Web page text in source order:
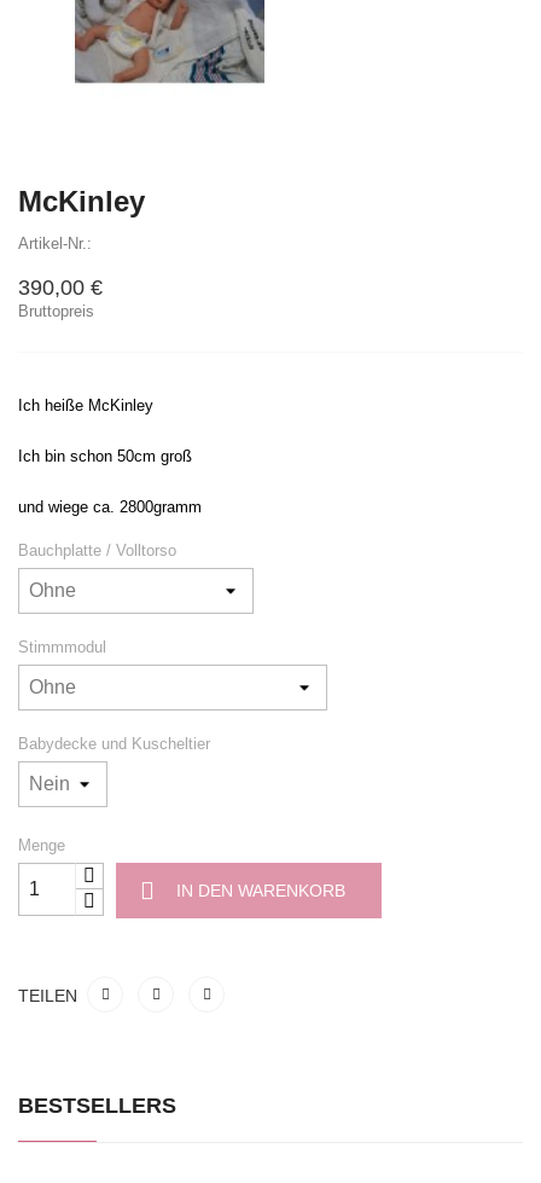
McKinley
Artikel-Nr.:
390,00 €
Bruttopreis
Ich heiße McKinley
Ich bin schon 50cm groß
und wiege ca. 2800gramm
Bauchplatte / Volltorso
Stimmmodul
Babydecke und Kuscheltier
Menge
IN DEN WARENKORB
TEILEN
BESTSELLERS